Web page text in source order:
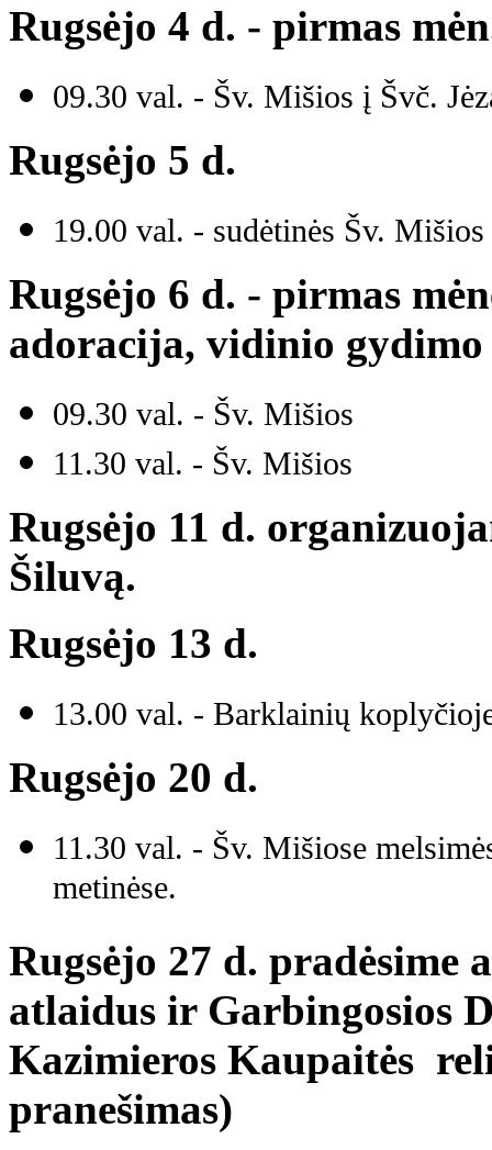
Rugsėjo 4 d. - pirmas
09.30 val. - Šv. Mišios į Švč.
Rugsėjo 5 d.
19.00 val. - sudėtinės Šv.
Rugsėjo 6 d. - pirmas
adoracija, vidinio gydimo
09.30 val. - Šv. Mišios
11.30 val. - Šv. Mišios
Rugsėjo 11 d.
Šiluvą.
Rugsėjo 13 d.
13.00 val. - Barklainių
Rugsėjo 20 d.
11.30 val. - Šv. Mišiose
metinėse.
Rugsėjo 27 d. pradėsime
atlaidus ir Garbingosios
Kazimieros Kaupaitės
pranešimas)